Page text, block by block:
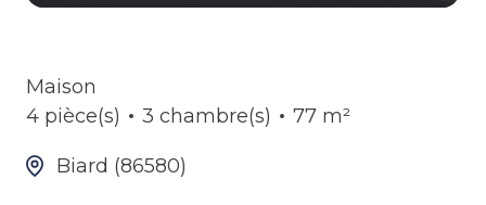
Maison
4 pièce(s)
3 chambre(s) 77 m²
Biard (86580)